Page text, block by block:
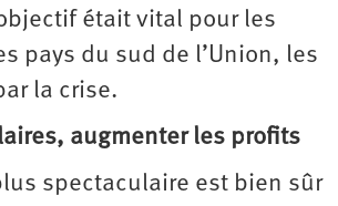
était vital pour les
pays du sud de l’Union, les
la crise.
augmenter les profits
spectaculaire est bien sûr